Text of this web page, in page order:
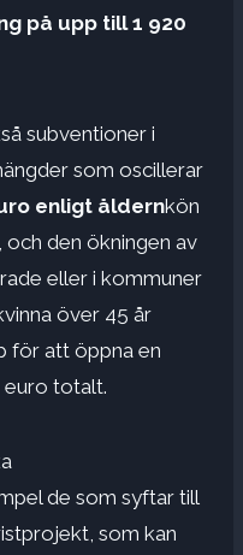
på upp till 1 920
subventioner i
som oscillerar
enligt åldernkön
den ökningen av
eller i kommuner
över 45 år
för att öppna en
euro totalt.
de som syftar till
som kan